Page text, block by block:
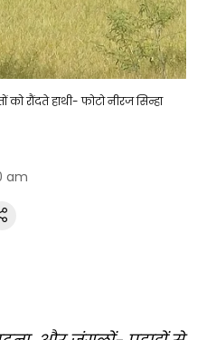
रौंदते हाथी- फोटो नीरज सिन्हा
am